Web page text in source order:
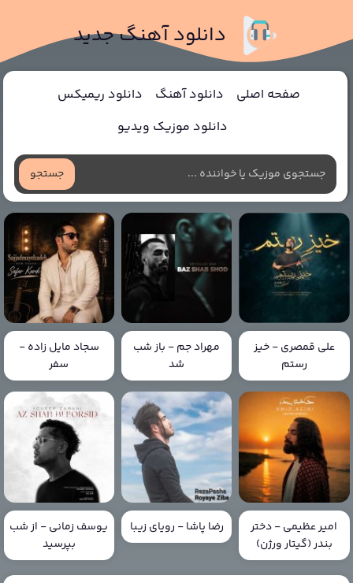
دانلود آهنگ جدید
صفحه اصلی دانلود آهنگ
دانلود ریمیکس
دانلود موزیک ویدیو
جستجو
علی قمصری - خیز
رستم
مهراد جم - باز شب
شد
سجاد مایل زاده -
سفر
امیر عظیمی - دختر
بندر (گیتار ورژن)
رضا پاشا - رویای زیبا
یوسف زمانی - از شب
بپرسید